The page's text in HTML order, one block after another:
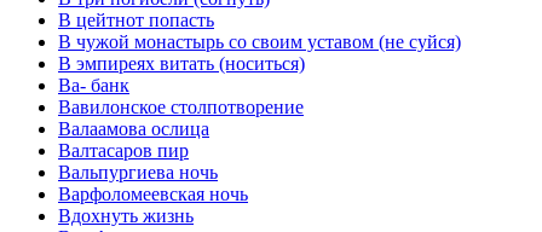
В цейтнот попасть
В чужой монастырь со своим уставом (не суйся)
В эмпиреях витать (носиться)
Ва- банк
Вавилонское столпотворение
Валаамова ослица
Валтасаров пир
Вальпургиева ночь
Варфоломеевская ночь
Вдохнуть жизнь